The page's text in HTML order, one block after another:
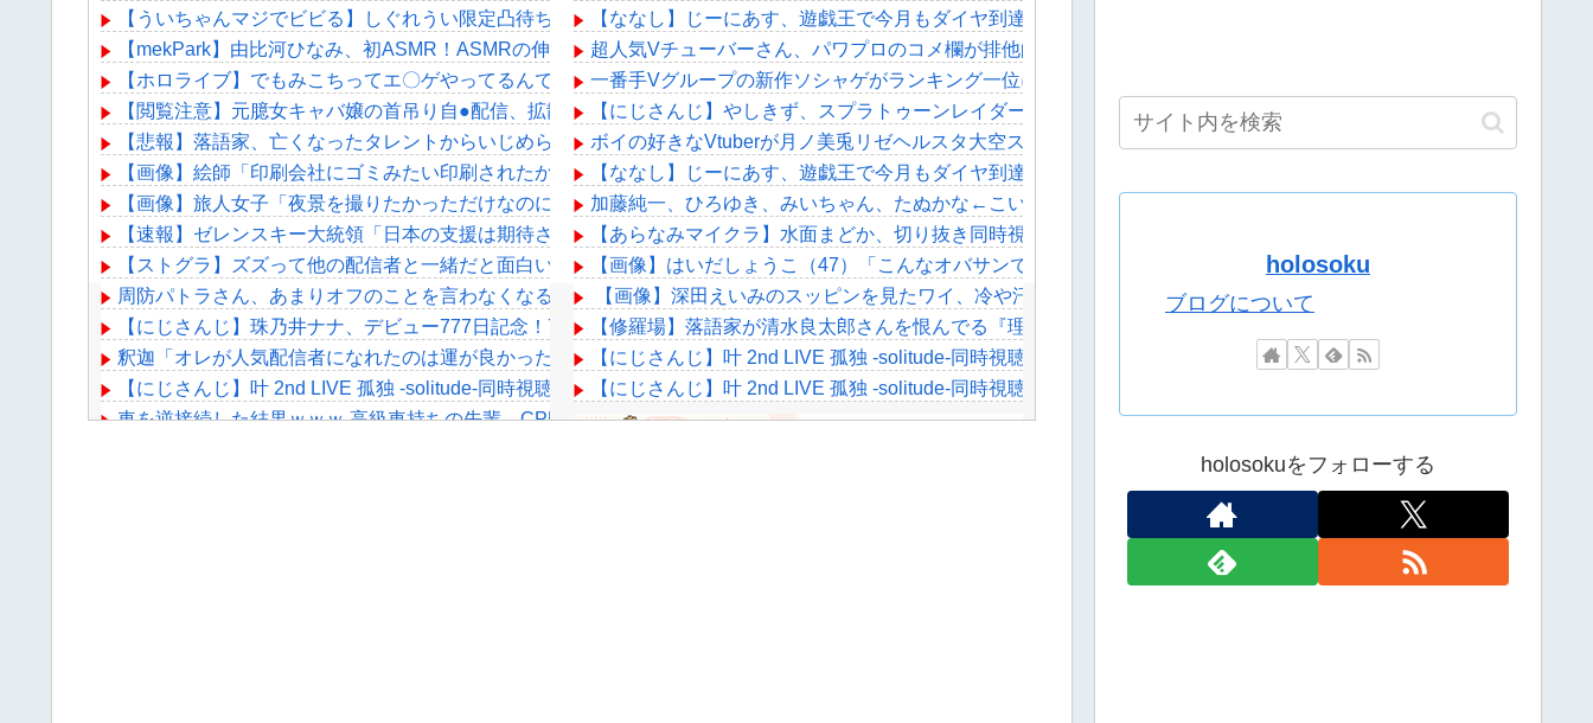
【ういちゃんマジでビビる】しぐれうい限定凸待ち（始まるまでわからない
【mekPark】由比河ひなみ、初ASMR！ASMRの伸び代あるよ
【ホロライブ】でもみこちってエ〇ゲやってるんでしょ（エ〇ゲ誤起動事件）「フワモコはやってそう、みこちは・・忙しくて無理だろう」
【閲覧注意】元臆女キャバ嬢の首吊り自●配信、拡散されまくって終わるｗｗｗｗｗｗｗ
【悲報】落語家、亡くなったタレントからいじめられた過去を告白する…
【画像】絵師「印刷会社にゴミみたい印刷されたから晒すわ」→お前がクレーマーだと大炎上
【画像】旅人女子「夜景を撮りたかっただけなのに、故郷の村が燃やされたみたいになった」←26万ｲｲﾈｗｗｗｗ
【速報】ゼレンスキー大統領「日本の支援は期待されたほどの成果がない」WWWWWWWWWWW
【ストグラ】ズズって他の配信者と一緒だと面白いんだよな
周防パトラさん、あまりオフのことを言わなくなる？
【にじさんじ】珠乃井ナナ、デビュー777日記念！77曲耐久歌枠！休憩用画像に困らないにも程がある
釈迦「オレが人気配信者になれたのは運が良かっただけ」
【にじさんじ】叶 2nd LIVE 孤独 -solitude-同時視聴！りりむ感極まって泣いちゃってるやんけ
車を逆接続した結果ｗｗｗ 高級車持ちの先輩、CPUぶっ壊れｗｗｗ
【ななし】じーにあす、遊戯王で今月もダイヤ到達！『先生もう笑うしかなくなっとりますやん』『とんでもないバ
超人気Vチューバーさん、パワプロのコメ欄が排他的すぎる？
一番手Vグループの新作ソシャゲがランキング一位になったと聞いて「世間でそんなに人気があったのか」と僕は驚い
【にじさんじ】やしきず、スプラトゥーンレイダース本編そっちのけで極悪ミニゲームを極めようとする
ボイの好きなVtuberが月ノ美兎リゼヘルスタ大空スバルなんだけどどんなイメージ？
【ななし】じーにあす、遊戯王で今月もダイヤ到達！『先生もう笑うしかなくなっとりますやん』『とんでもないバ
加藤純一、ひろゆき、みいちゃん、たぬかな←こいつらが溺れてたら誰を助ける？
【あらなみマイクラ】水面まどか、切り抜き同時視聴！マネージャーがこれ同時視聴しましょう！ってやってんの草
【画像】はいだしょうこ（47）「こんなオバサンでいいの…？」
【画像】深田えいみのスッピンを見たワイ、冷や汗が出る････････！
【修羅場】落語家が清水良太郎さんを恨んでる『理由』、ガチでヤバイ・・・・・
【にじさんじ】叶 2nd LIVE 孤独 -solitude-同時視聴！りりむ感極まって泣いちゃってるやんけ
【にじさんじ】叶 2nd LIVE 孤独 -solitude-同時視聴！りりむ感極まって泣いちゃってるやんけ
holosoku
ブログについて
holosokuをフォローする